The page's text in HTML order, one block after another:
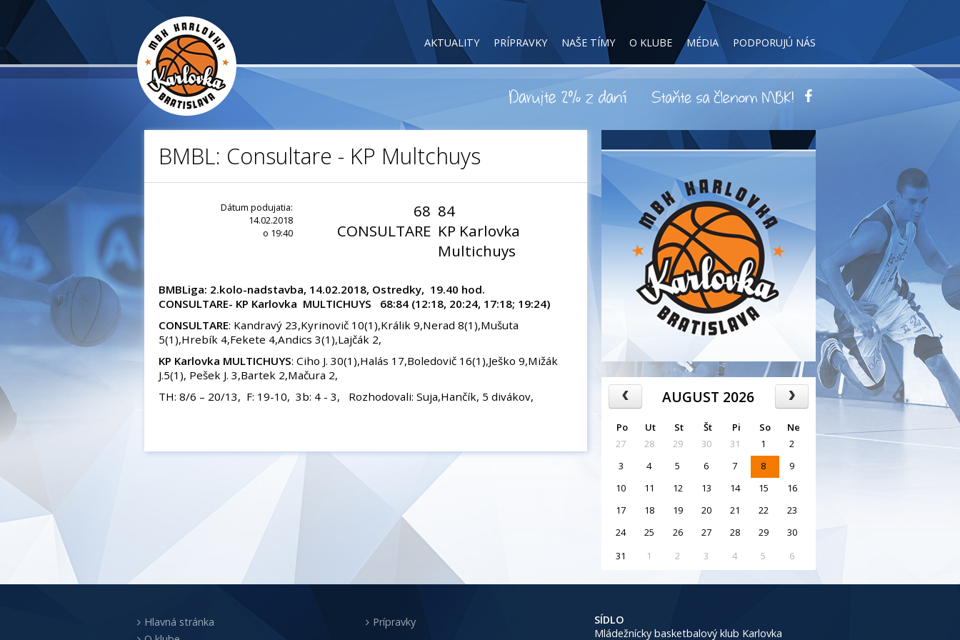
AKTUALITY PRÍPRAVKY NAŠE TÍMY O KLUBE MÉDIA PODPORUJÚ NÁS
BMBL: Consultare - KP Multchuys
Dátum podujatia:
14.02.2018
o 19:40
68
CONSULTARE
84
KP Karlovka
Multichuys
BMBLiga: 2.kolo-nadstavba, 14.02.2018, Ostredky, 19.40 hod.
CONSULTARE- KP Karlovka MULTICHUYS 68:84 (12:18, 20:24, 17:18; 19:24)
CONSULTARE: Kandravý 23,Kyrinovič 10(1),Králik 9,Nerad 8(1),Mušuta
5(1),Hrebík 4,Fekete 4,Andics 3(1),Lajčák 2,
KP Karlovka MULTICHUYS: Ciho J. 30(1),Halás 17,Boledovič 16(1),Ješko 9,Mižák
J.5(1), Pešek J. 3,Bartek 2,Mačura 2,
TH: 8/6 – 20/13, F: 19-10, 3b: 4 - 3, Rozhodovali: Suja,Hančík, 5 divákov,
AUGUST 2026
Po Ut St Št Pi So
Ne
27
28 29 30 31 1
2
3
4 5 6 7 8
9
10
11 12 13 14 15
16
17
18 19 20 21 22
23
24
25 26 27 28 29
30
31
1 2 3 4 5 6
Hlavná stránka
Prípravky
SÍDLO
Mládežnícky basketbalový klub Karlovka